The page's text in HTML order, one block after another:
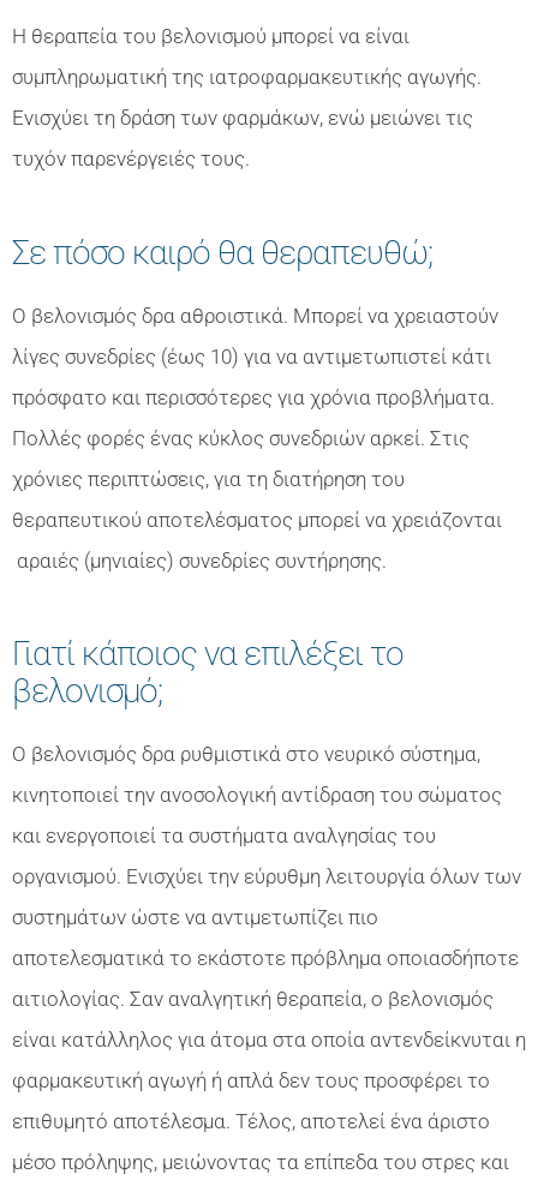
Η θεραπεία του βελονισμού μπορεί να είναι
συμπληρωματική της ιατροφαρμακευτικής αγωγής.
Ενισχύει τη δράση των φαρμάκων, ενώ μειώνει τις
τυχόν παρενέργειές τους.
Σε πόσο καιρό θα θεραπευθώ;
Ο βελονισμός δρα αθροιστικά. Μπορεί να χρειαστούν
λίγες συνεδρίες (έως 10) για να αντιμετωπιστεί κάτι
πρόσφατο και περισσότερες για χρόνια προβλήματα.
Πολλές φορές ένας κύκλος συνεδριών αρκεί. Στις
χρόνιες περιπτώσεις, για τη διατήρηση του
θεραπευτικού αποτελέσματος μπορεί να χρειάζονται
αραιές (μηνιαίες) συνεδρίες συντήρησης.
Γιατί κάποιος να επιλέξει το
βελονισμό;
Ο βελονισμός δρα ρυθμιστικά στο νευρικό σύστημα,
κινητοποιεί την ανοσολογική αντίδραση του σώματος
και ενεργοποιεί τα συστήματα αναλγησίας του
οργανισμού. Ενισχύει την εύρυθμη λειτουργία όλων των
συστημάτων ώστε να αντιμετωπίζει πιο
αποτελεσματικά το εκάστοτε πρόβλημα οποιασδήποτε
αιτιολογίας. Σαν αναλγητική θεραπεία, ο βελονισμός
είναι κατάλληλος για άτομα στα οποία αντενδείκνυται η
φαρμακευτική αγωγή ή απλά δεν τους προσφέρει το
επιθυμητό αποτέλεσμα. Τέλος, αποτελεί ένα άριστο
μέσο πρόληψης, μειώνοντας τα επίπεδα του στρες και